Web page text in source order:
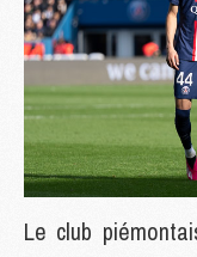
Le club